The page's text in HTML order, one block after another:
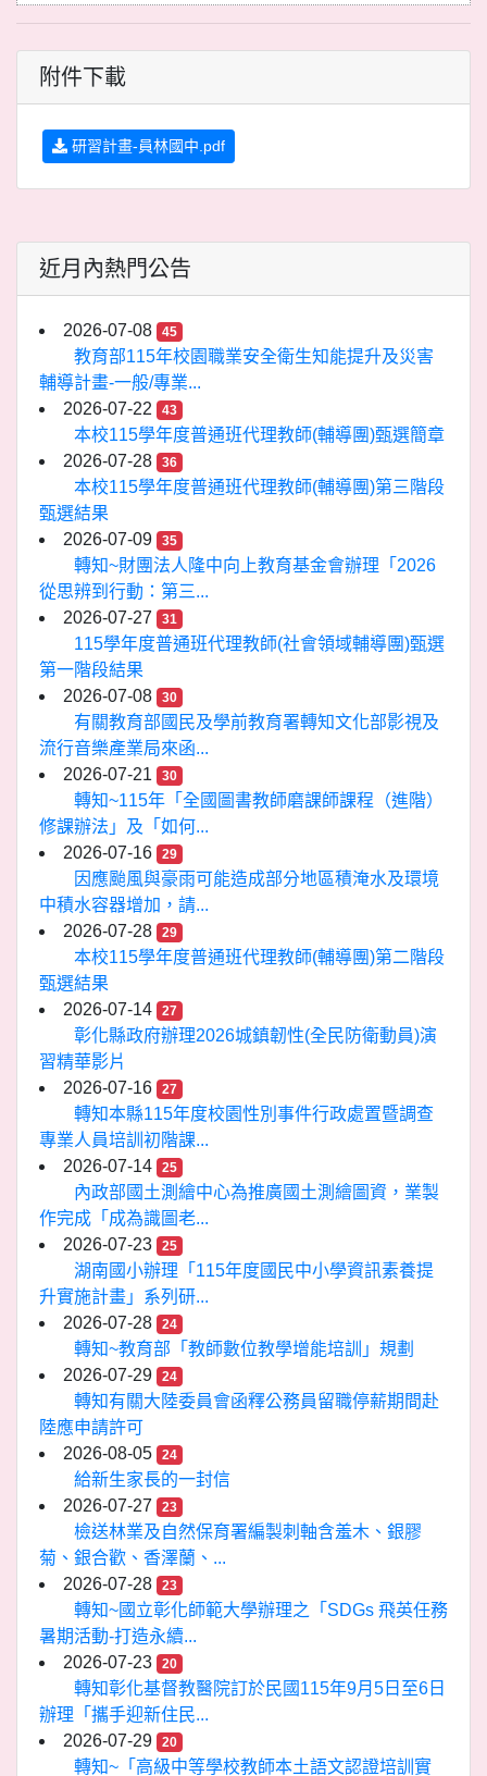
附件下載
研習計畫-員林國中.pdf
近月內熱門公告
2026-07-08 45
教育部115年校園職業安全衛生知能提升及災害
輔導計畫-一般/專業...
2026-07-22
43
本校115學年度普通班代理教師(輔導團)甄選簡章
2026-07-28
36
本校115學年度普通班代理教師(輔導團)第三階段
甄選結果
2026-07-09
35
轉知~財團法人隆中向上教育基金會辦理「2026
從思辨到行動：第三...
2026-07-27
31
115學年度普通班代理教師(社會領域輔導團)甄選
第一階段結果
2026-07-08
30
有關教育部國民及學前教育署轉知文化部影視及
流行音樂產業局來函...
2026-07-21
30
轉知~115年「全國圖書教師磨課師課程（進階）
修課辦法」及「如何...
2026-07-16
29
因應颱風與豪雨可能造成部分地區積淹水及環境
中積水容器增加，請...
2026-07-28
29
本校115學年度普通班代理教師(輔導團)第二階段
甄選結果
2026-07-14
27
彰化縣政府辦理2026城鎮韌性(全民防衛動員)演
習精華影片
2026-07-16
27
轉知本縣115年度校園性別事件行政處置暨調查
專業人員培訓初階課...
2026-07-14
25
內政部國土測繪中心為推廣國土測繪圖資，業製
作完成「成為識圖老...
2026-07-23
25
湖南國小辦理「115年度國民中小學資訊素養提
升實施計畫」系列研...
2026-07-28
24
轉知~教育部「教師數位教學增能培訓」規劃
2026-07-29
24
轉知有關大陸委員會函釋公務員留職停薪期間赴
陸應申請許可
2026-08-05
24
給新生家長的一封信
2026-07-27
23
檢送林業及自然保育署編製刺軸含羞木、銀膠
菊、銀合歡、香澤蘭、...
2026-07-28
23
轉知~國立彰化師範大學辦理之「SDGs 飛英任務
暑期活動-打造永續...
2026-07-23
20
轉知彰化基督教醫院訂於民國115年9月5日至6日
辦理「攜手迎新住民...
2026-07-29
20
轉知~「高級中等學校教師本土語文認證培訓實